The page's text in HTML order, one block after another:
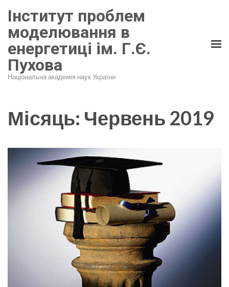
до
вмісту
(натисніть
Enter)
Інститут проблем
моделювання в
енергетиці ім. Г.Є.
Пухова
Національна академія наук України
Місяць: Червень 2019